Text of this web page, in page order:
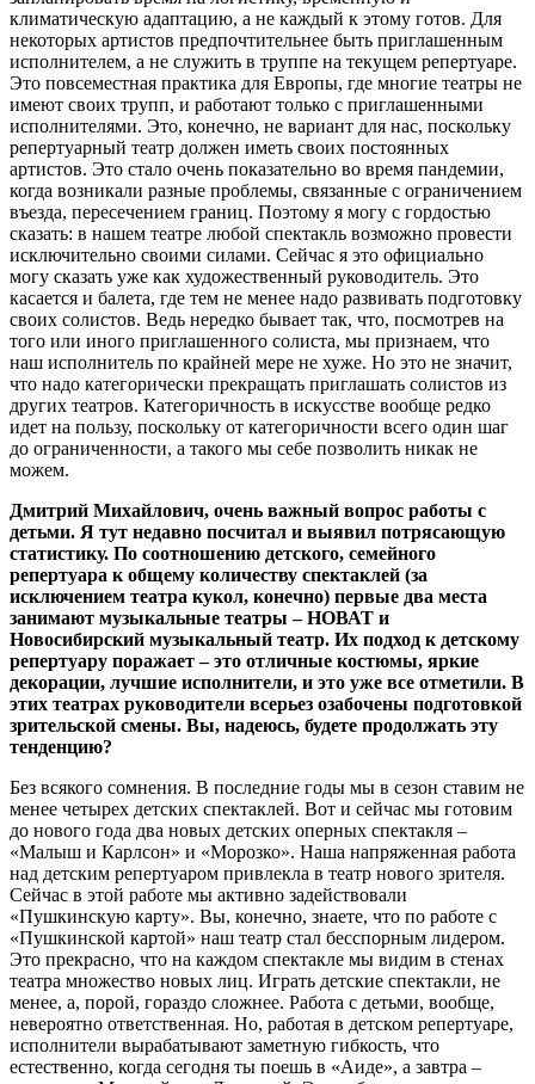
климатическую адаптацию, а не каждый к этому готов. Для
некоторых артистов предпочтительнее быть приглашенным
исполнителем, а не служить в труппе на текущем репертуаре.
Это повсеместная практика для Европы, где многие театры не
имеют своих трупп, и работают только с приглашенными
исполнителями. Это, конечно, не вариант для нас, поскольку
репертуарный театр должен иметь своих постоянных
артистов. Это стало очень показательно во время пандемии,
когда возникали разные проблемы, связанные с ограничением
въезда, пересечением границ. Поэтому я могу с гордостью
сказать: в нашем театре любой спектакль возможно провести
исключительно своими силами. Сейчас я это официально
могу сказать уже как художественный руководитель. Это
касается и балета, где тем не менее надо развивать подготовку
своих солистов. Ведь нередко бывает так, что, посмотрев на
того или иного приглашенного солиста, мы признаем, что
наш исполнитель по крайней мере не хуже. Но это не значит,
что надо категорически прекращать приглашать солистов из
других театров. Категоричность в искусстве вообще редко
идет на пользу, поскольку от категоричности всего один шаг
до ограниченности, а такого мы себе позволить никак не
можем.
Дмитрий Михайлович, очень важный вопрос работы с
детьми. Я тут недавно посчитал и выявил потрясающую
статистику. По соотношению детского, семейного
репертуара к общему количеству спектаклей (за
исключением театра кукол, конечно) первые два места
занимают музыкальные театры – НОВАТ и
Новосибирский музыкальный театр. Их подход к детскому
репертуару поражает – это отличные костюмы, яркие
декорации, лучшие исполнители, и это уже все отметили. В
этих театрах руководители всерьез озабочены подготовкой
зрительской смены. Вы, надеюсь, будете продолжать эту
тенденцию?
Без всякого сомнения. В последние годы мы в сезон ставим не
менее четырех детских спектаклей. Вот и сейчас мы готовим
до нового года два новых детских оперных спектакля –
«Малыш и Карлсон» и «Морозко». Наша напряженная работа
над детским репертуаром привлекла в театр нового зрителя.
Сейчас в этой работе мы активно задействовали
«Пушкинскую карту». Вы, конечно, знаете, что по работе с
«Пушкинской картой» наш театр стал бесспорным лидером.
Это прекрасно, что на каждом спектакле мы видим в стенах
театра множество новых лиц. Играть детские спектакли, не
менее, а, порой, гораздо сложнее. Работа с детьми, вообще,
невероятно ответственная. Но, работая в детском репертуаре,
исполнители вырабатывают заметную гибкость, что
естественно, когда сегодня ты поешь в «Аиде», а завтра –